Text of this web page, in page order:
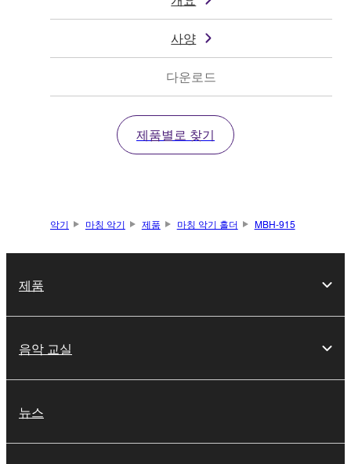
사양
다운로드
제품별로 찾기
악기 마칭 악기 제품 마칭 악기 홀더 MBH-915
제품
음악 교실
뉴스